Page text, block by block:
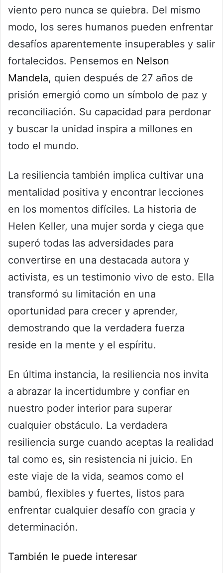
viento pero nunca se quiebra. Del mismo
modo, los seres humanos pueden enfrentar
desafíos aparentemente insuperables y salir
fortalecidos. Pensemos en Nelson
Mandela, quien después de 27 años de
prisión emergió como un símbolo de paz y
reconciliación. Su capacidad para perdonar
y buscar la unidad inspira a millones en
todo el mundo.
La resiliencia también implica cultivar una
mentalidad positiva y encontrar lecciones
en los momentos difíciles. La historia de
Helen Keller, una mujer sorda y ciega que
superó todas las adversidades para
convertirse en una destacada autora y
activista, es un testimonio vivo de esto. Ella
transformó su limitación en una
oportunidad para crecer y aprender,
demostrando que la verdadera fuerza
reside en la mente y el espíritu.
En última instancia, la resiliencia nos invita
a abrazar la incertidumbre y confiar en
nuestro poder interior para superar
cualquier obstáculo. La verdadera
resiliencia surge cuando aceptas la realidad
tal como es, sin resistencia ni juicio. En
este viaje de la vida, seamos como el
bambú, flexibles y fuertes, listos para
enfrentar cualquier desafío con gracia y
determinación.
También le puede interesar